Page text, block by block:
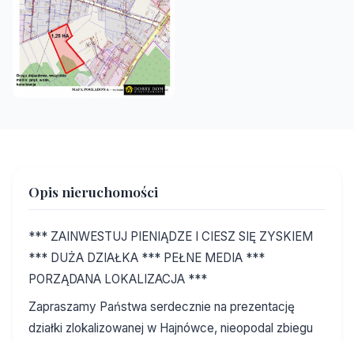
Opis nieruchomości
*** ZAINWESTUJ PIENIĄDZE I CIESZ SIĘ ZYSKIEM
*** DUŻA DZIAŁKA *** PEŁNE MEDIA ***
PORZĄDANA LOKALIZACJA ***
Zapraszamy Państwa serdecznie na prezentację
działki zlokalizowanej w Hajnówce, nieopodal zbiegu